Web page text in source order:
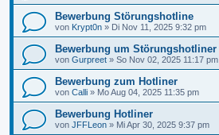
Bewerbung Störungshotline
von Krypt0n » Di Nov 11, 2025 9:32 pm
Bewerbung um Störungshotliner
von Gurpreet » So Nov 02, 2025 11:17 pm
Bewerbung zum Hotliner
von Calli » Mo Aug 04, 2025 11:35 pm
Bewerbung Hotliner
von JFFLeon » Mi Apr 30, 2025 9:37 pm